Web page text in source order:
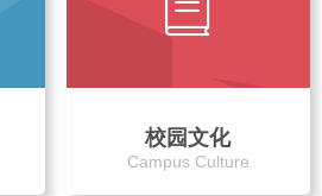
校园文化
Campus Culture